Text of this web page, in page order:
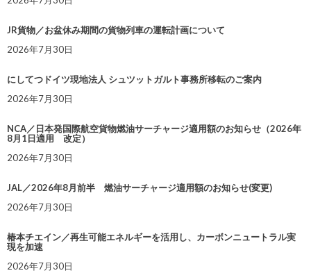
JR貨物／お盆休み期間の貨物列車の運転計画について
2026年7月30日
にしてつドイツ現地法人 シュツットガルト事務所移転のご案内
2026年7月30日
NCA／日本発国際航空貨物燃油サーチャージ適用額のお知らせ（2026年
8月1日適用 改定）
2026年7月30日
JAL／2026年8月前半 燃油サーチャージ適用額のお知らせ(変更)
2026年7月30日
椿本チエイン／再生可能エネルギーを活用し、カーボンニュートラル実
現を加速
2026年7月30日